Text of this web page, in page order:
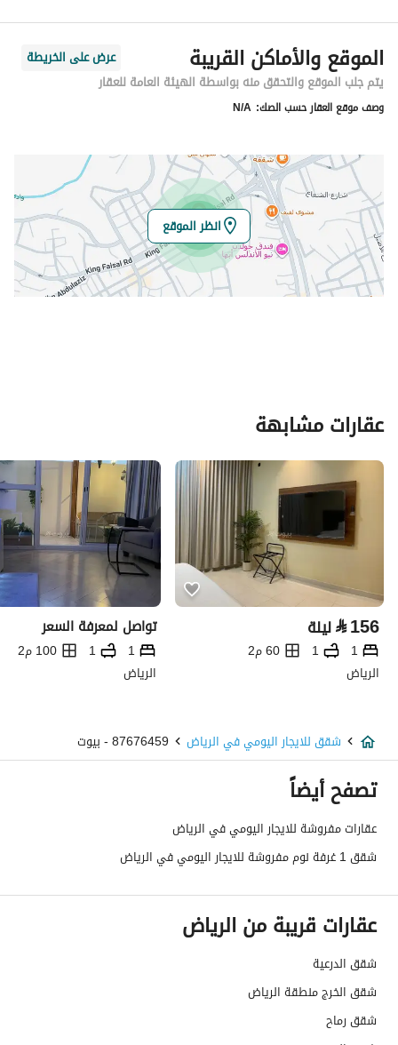
الموقع والأماكن القريبة
عرض على الخريطة
يتم جلب الموقع والتحقق منه بواسطة الهيئة العامة للعقار
وصف موقع العقار حسب الصك: N/A
انظر الموقع
عقارات مشابهة
⃁156 ليلة
1
1
60 م2
الرياض
تواصل لمعرفة السعر
1
1
100 م2
الرياض
شقق للايجار اليومي في الرياض 87676459 - بيوت
تصفح أيضاً
عقارات مفروشة للايجار اليومي في الرياض
شقق 1 غرفة نوم مفروشة للايجار اليومي في الرياض
عقارات قريبة من الرياض
شقق الدرعية
شقق الخرج منطقة الرياض
شقق رماح